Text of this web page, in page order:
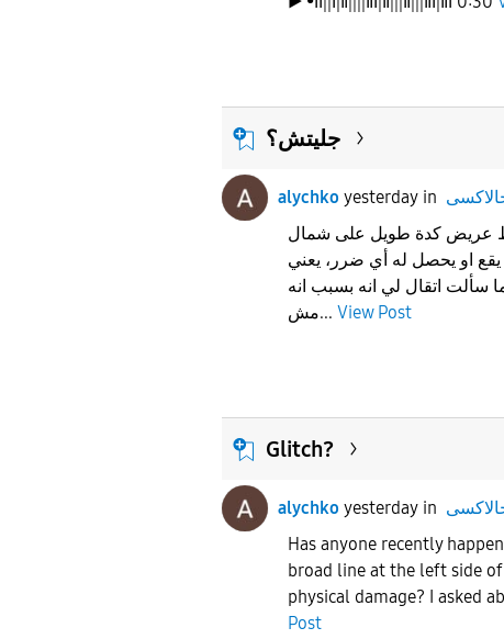
جليتش؟
alychko yesterday in
عريض كدة طويل على شمال
او يحصل له أي ضرر، يعني
سألت اتقال لي انه بسبب انه
مش... View Post
Glitch?
alychko yesterday in
Has anyone recently
broad line at the left side
physical damage? I asked
Post